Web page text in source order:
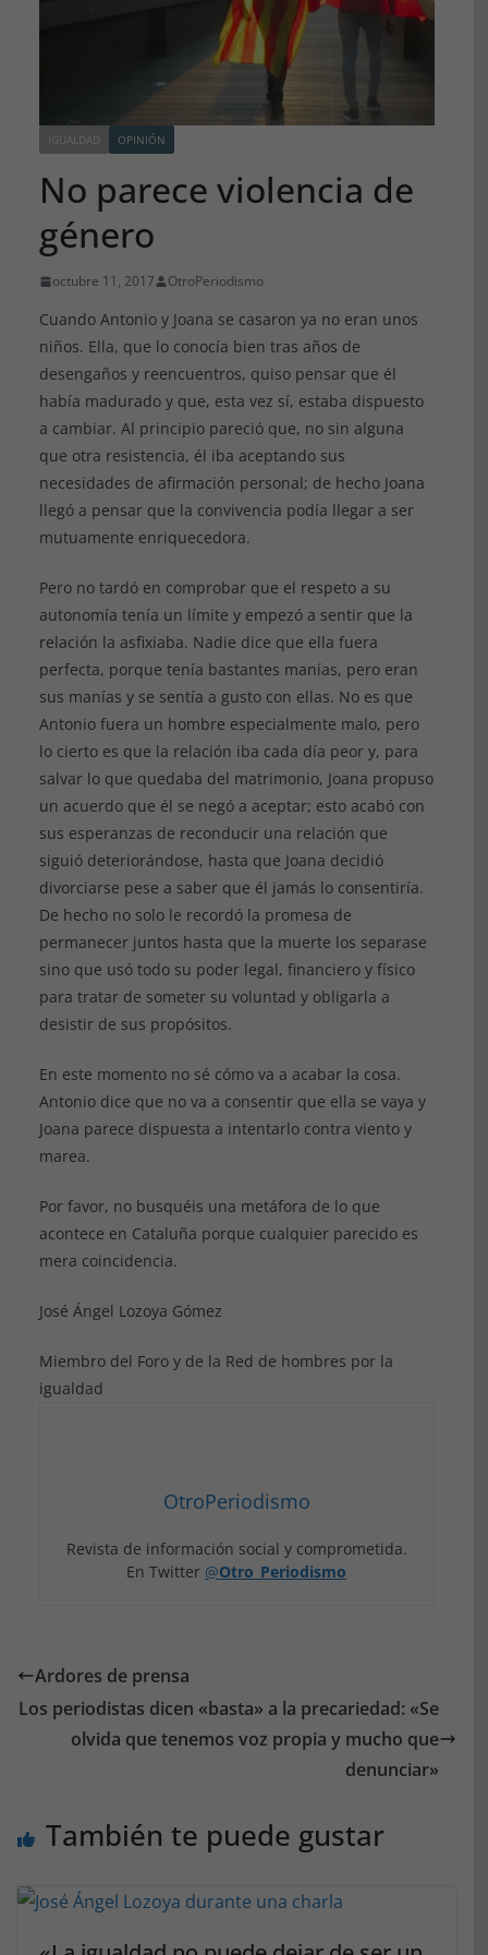
IGUALDAD OPINIÓN
No parece violencia de
género
octubre 11, 2017 OtroPeriodismo
Cuando Antonio y Joana se casaron ya no eran unos
niños. Ella, que lo conocía bien tras años de
desengaños y reencuentros, quiso pensar que él
había madurado y que, esta vez sí, estaba dispuesto
a cambiar. Al principio pareció que, no sin alguna
que otra resistencia, él iba aceptando sus
necesidades de afirmación personal; de hecho Joana
llegó a pensar que la convivencia podía llegar a ser
mutuamente enriquecedora.
Pero no tardó en comprobar que el respeto a su
autonomía tenía un límite y empezó a sentir que la
relación la asfixiaba. Nadie dice que ella fuera
perfecta, porque tenía bastantes manías, pero eran
sus manías y se sentía a gusto con ellas. No es que
Antonio fuera un hombre especialmente malo, pero
lo cierto es que la relación iba cada día peor y, para
salvar lo que quedaba del matrimonio, Joana propuso
un acuerdo que él se negó a aceptar; esto acabó con
sus esperanzas de reconducir una relación que
siguió deteriorándose, hasta que Joana decidió
divorciarse pese a saber que él jamás lo consentiría.
De hecho no solo le recordó la promesa de
permanecer juntos hasta que la muerte los separase
sino que usó todo su poder legal, financiero y físico
para tratar de someter su voluntad y obligarla a
desistir de sus propósitos.
En este momento no sé cómo va a acabar la cosa.
Antonio dice que no va a consentir que ella se vaya y
Joana parece dispuesta a intentarlo contra viento y
marea.
Por favor, no busquéis una metáfora de lo que
acontece en Cataluña porque cualquier parecido es
mera coincidencia.
José Ángel Lozoya Gómez
Miembro del Foro y de la Red de hombres por la
igualdad
OtroPeriodismo
Revista de información social y comprometida.
En Twitter @Otro_Periodismo
Ardores de prensa
Los periodistas dicen «basta» a la precariedad: «Se
olvida que tenemos voz propia y mucho que
denunciar»
También te puede gustar